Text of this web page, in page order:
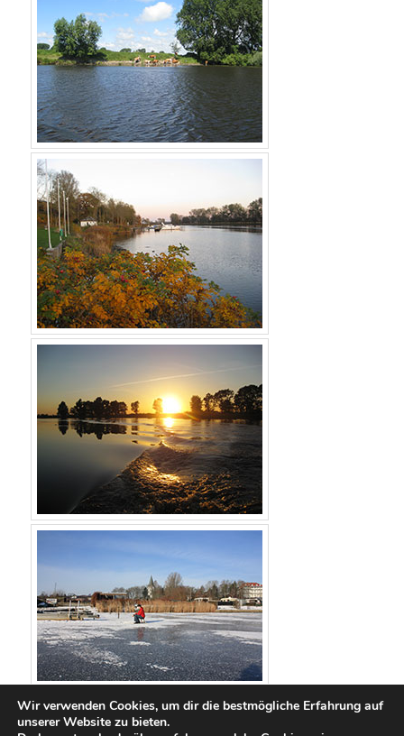
Wir verwenden Cookies, um dir die bestmögliche Erfahrung auf
unserer Website zu bieten.